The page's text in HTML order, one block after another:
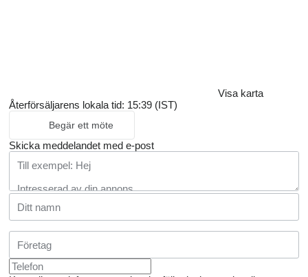
Visa karta
Återförsäljarens lokala tid: 15:39 (IST)
Begär ett möte
Skicka meddelandet med e-post